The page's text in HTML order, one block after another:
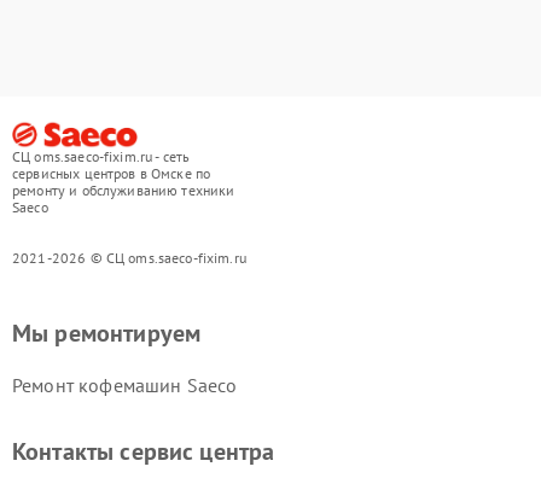
СЦ oms.saeco-fixim.ru - сеть
сервисных центров в Омске по
ремонту и обслуживанию техники
Saeco
2021-2026 © СЦ oms.saeco-fixim.ru
Мы ремонтируем
Ремонт кофемашин Saeco
Контакты сервис центра